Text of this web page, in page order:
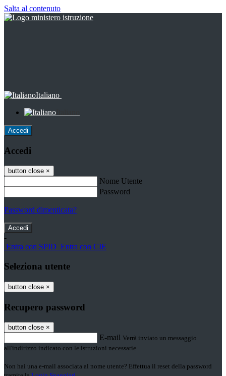
Salta al contenuto
Italiano
Accedi
Accedi
button close ×
Nome Utente
Password
Password dimenticata?
-
Entra con SPID Entra con CIE
Seleziona utente
button close ×
Recupero password
button close ×
E-mail Verrà inviato un messaggio
all'indirizzo indicato con le istruzioni necessarie.
Non hai una e-mail associata al nome utente? Effettua il reset della password